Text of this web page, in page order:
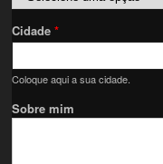
Cidade*
Coloque aqui a sua cidade.
Sobre mim